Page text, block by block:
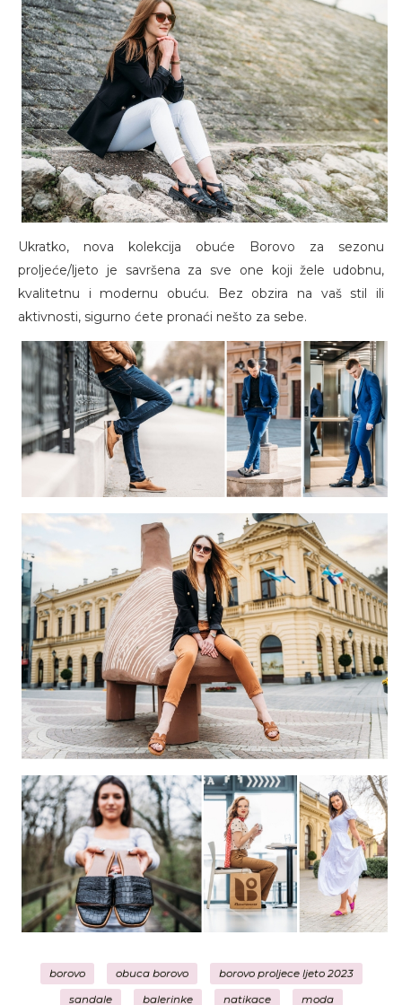
Ukratko, nova kolekcija obuće Borovo za sezonu
proljeće/ljeto je savršena za sve one koji žele udobnu,
kvalitetnu i modernu obuću. Bez obzira na vaš stil ili
aktivnosti, sigurno ćete pronaći nešto za sebe.
borovo obuca borovo borovo proljece ljeto 2023
sandale balerinke natikace moda